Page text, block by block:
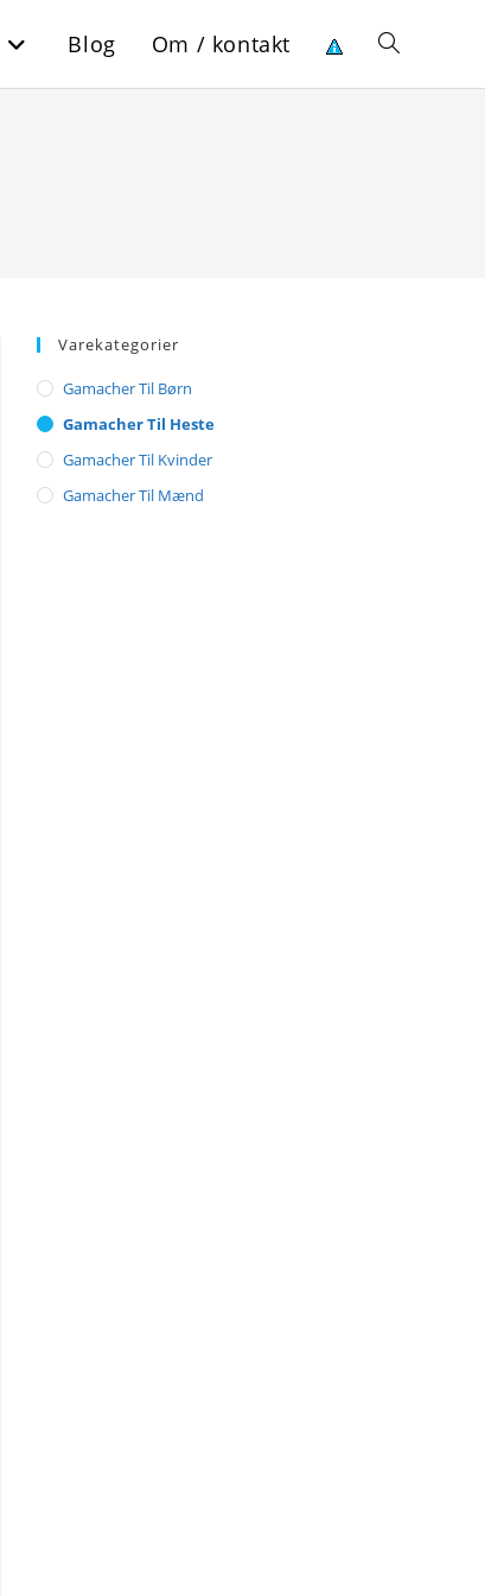
Blog Om / kontakt Toggle
Varekategorier
Gamacher Til Børn
Gamacher Til Heste
Gamacher Til Kvinder
Gamacher Til Mænd